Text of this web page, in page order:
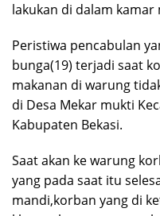
lakukan di dalam kamar
Peristiwa pencabulan
bunga(19) terjadi saat
makanan di warung
di Desa Mekar mukti
Kabupaten Bekasi.
Saat akan ke warung
yang pada saat itu
mandi,korban yang di